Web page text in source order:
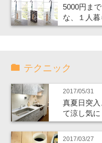
5000円ま
な、１人
テクニック
2017/05/31
真夏日突
て涼し気に
2017/03/27